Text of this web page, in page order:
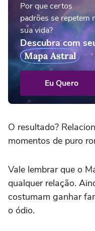
Por que certos
padrões se repetem
sua vida?
Descubra com
Mapa Astral
Eu Quero
O resultado?
momentos de puro
Vale lembrar que o
qualquer relação.
costumam ganhar
o ódio.